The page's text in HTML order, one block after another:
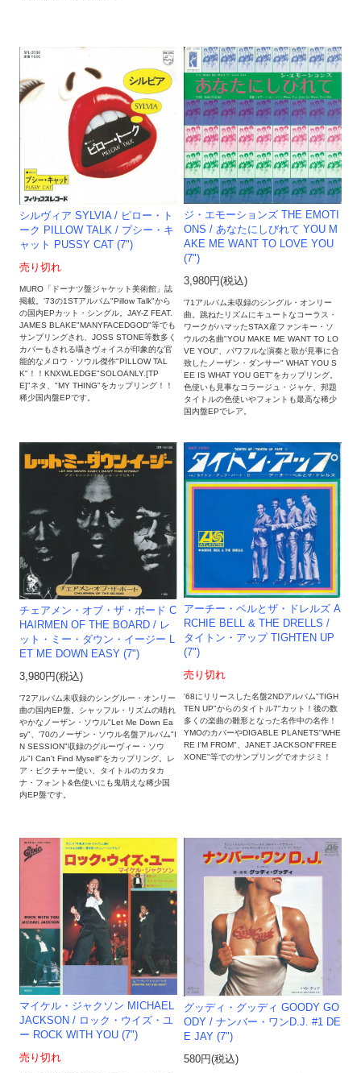
シルヴィア SYLVIA / ピロー・ト
ーク PILLOW TALK / プシー・キ
ャット PUSSY CAT (7")
売り切れ
MURO「ドーナツ盤ジャケット美術館」誌
掲載。'73の1STアルバム"Pillow Talk"から
の国内EPカット・シングル。JAY-Z FEAT.
JAMES BLAKE"MANYFACEDGOD"等でも
サンプリングされ、JOSS STONE等数多く
カバーもされる囁きヴォイスが印象的な官
能的なメロウ・ソウル傑作"PILLOW TAL
K"！！KNXWLEDGE"SOLOANLY​.​[​TP
E]"ネタ、"MY THING"をカップリング！！
稀少国内盤EPです。
ジ・エモーションズ THE EMOTI
ONS / あなたにしびれて YOU M
AKE ME WANT TO LOVE YOU
(7")
3,980円(税込)
'71アルバム未収録のシングル・オンリー
曲。跳ねたリズムにキュートなコーラス・
ワークがハマッたSTAX産ファンキー・ソ
ウルの名曲"YOU MAKE ME WANT TO LO
VE YOU"、パワフルな演奏と歌が見事に合
致したノーザン・ダンサー" WHAT YOU S
EE IS WHAT YOU GET"をカップリング。
色使いも見事なコラージュ・ジャケ、邦題
タイトルの色使いやフォントも最高な稀少
国内盤EPでレア。
チェアメン・オブ・ザ・ボード C
HAIRMEN OF THE BOARD / レ
ット・ミー・ダウン・イージー L
ET ME DOWN EASY (7")
3,980円(税込)
'72アルバム未収録のシングルー・オンリー
曲の国内EP盤。シャッフル・リズムの晴れ
やかなノーザン・ソウル"Let Me Down Ea
sy"、'70のノーザン・ソウル名盤アルバム"I
N SESSION"収録のグルーヴィー・ソウ
ル"I Can't Find Myself"をカップリング。レ
ア・ピクチャー使い、タイトルのカタカ
ナ・フォント&色使いにも鬼萌えな稀少国
内EP盤です。
アーチー・ベルとザ・ドレルズ A
RCHIE BELL & THE DRELLS /
タイトン・アップ TIGHTEN UP
(7")
売り切れ
'68にリリースした名盤2NDアルバム"TIGH
TEN UP"からのタイトル7"カット！後の数
多くの楽曲の雛形となった名作中の名作！
YMOのカバーやDIGABLE PLANETS"WHE
RE I'M FROM"、JANET JACKSON"FREE
XONE"等でのサンプリングでオナジミ！
マイケル・ジャクソン MICHAEL
JACKSON / ロック・ウイズ・ユ
ー ROCK WITH YOU (7")
売り切れ
グッディ・グッディ GOODY GO
ODY / ナンバー・ワンD.J. #1 DE
E JAY (7")
580円(税込)